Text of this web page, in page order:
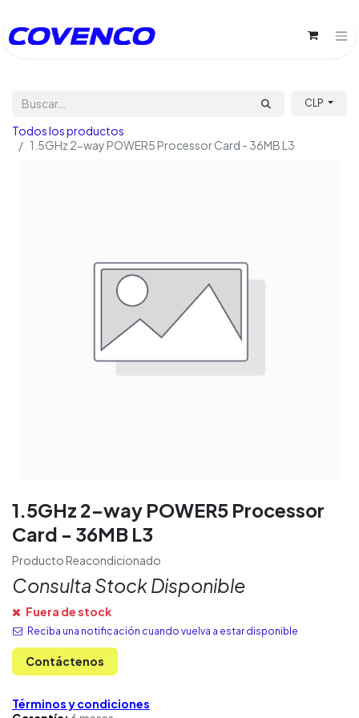
CLP
Todos los productos
1.5GHz 2-way POWER5 Processor Card - 36MB L3
1.5GHz 2-way POWER5 Processor
Card - 36MB L3
Producto Reacondicionado
Consulta Stock Disponible
Fuera de stock
Reciba una notificación cuando vuelva a estar disponible
Contáctenos
Términos y condiciones